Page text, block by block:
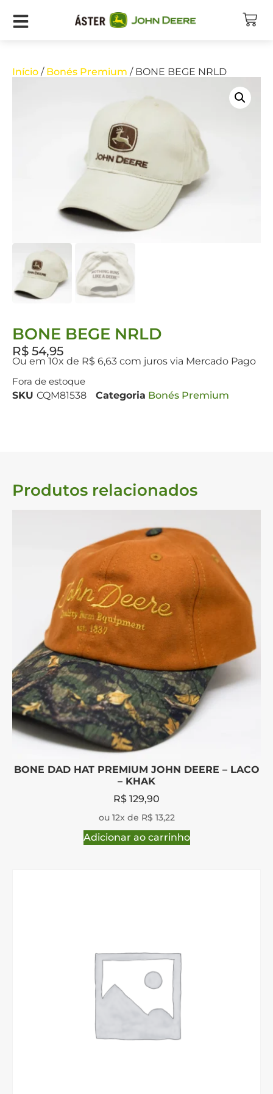
Início / Bonés Premium / BONE BEGE NRLD
BONE BEGE NRLD
R$ 54,95
Ou em 10x de R$ 6,63 com juros via Mercado Pago
Fora de estoque
SKU CQM81538 Categoria Bonés Premium
Produtos relacionados
BONE DAD HAT PREMIUM JOHN DEERE – LACO
– KHAK
R$ 129,90
ou 12x de R$ 13,22
Adicionar ao carrinho